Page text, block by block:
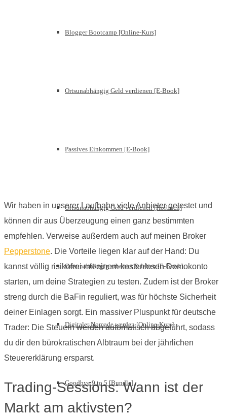
Blogger Bootcamp [Online-Kurs]
Ortsunabhängig Geld verdienen [E-Book]
Passives Einkommen [E-Book]
Ortsunabhängig Geld verdienen [Hörbuch]
Ortsunabhängig arbeiten & leben [E-Book]
Digitaler Nomade werden [Online-Kurs]
Goodbye 9 to 5 [Bundle]
Wir haben in unserer Laufbahn viele Anbieter getestet und
können dir aus Überzeugung einen ganz bestimmten
empfehlen. Verweise außerdem auch auf meinen Broker
Pepperstone. Die Vorteile liegen klar auf der Hand: Du
kannst völlig risikofrei mit einem kostenlosen Demokonto
starten, um deine Strategien zu testen. Zudem ist der Broker
streng durch die BaFin reguliert, was für höchste Sicherheit
deiner Einlagen sorgt. Ein massiver Pluspunkt für deutsche
Trader: Die Steuern werden automatisch abgeführt, sodass
du dir den bürokratischen Albtraum bei der jährlichen
Steuererklärung ersparst.
Trading-Sessions: Wann ist der
Markt am aktivsten?